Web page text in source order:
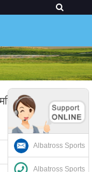
महिलाओं के
Albatross Sports
Albatross Sports